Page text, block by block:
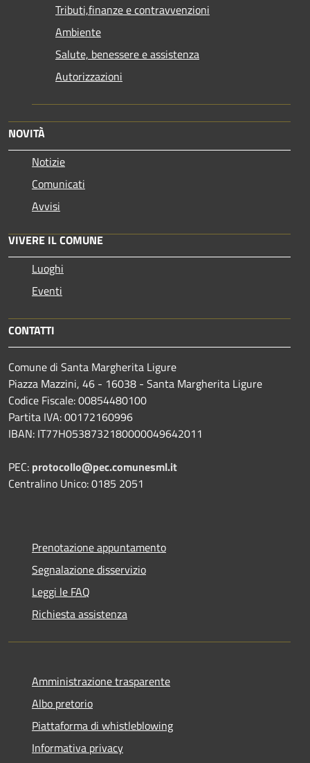
Tributi,finanze e contravvenzioni
Ambiente
Salute, benessere e assistenza
Autorizzazioni
NOVITÀ
Notizie
Comunicati
Avvisi
VIVERE IL COMUNE
Luoghi
Eventi
CONTATTI
Comune di Santa Margherita Ligure
Piazza Mazzini, 46 - 16038 - Santa Margherita Ligure
Codice Fiscale: 00854480100
Partita IVA: 00172160996
IBAN: IT77H0538732180000049642011
PEC: protocollo@pec.comunesml.it
Centralino Unico: 0185 2051
Prenotazione appuntamento
Segnalazione disservizio
Leggi le FAQ
Richiesta assistenza
Amministrazione trasparente
Albo pretorio
Piattaforma di whistleblowing
Informativa privacy